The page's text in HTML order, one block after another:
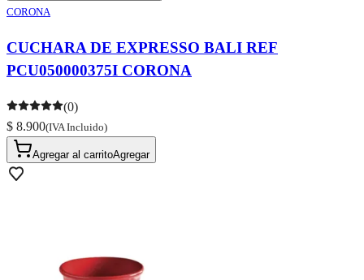
CORONA
CUCHARA DE EXPRESSO BALI REF
PCU050000375I CORONA
(0)
$ 8.900(IVA Incluido)
Agregar al carritoAgregar